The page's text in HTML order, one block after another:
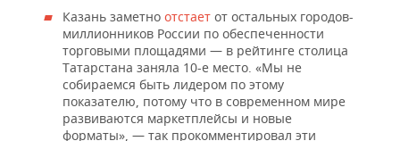
Казань заметно отстает от остальных городов-
миллионников России по обеспеченности
торговыми площадями — в рейтинге столица
Татарстана заняла 10-е место. «Мы не
собираемся быть лидером по этому
показателю, потому что в современном мире
развиваются маркетплейсы и новые
форматы», — так прокомментировал эти